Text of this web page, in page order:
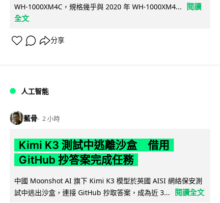
WH-1000XM4C，規格幾乎與 2020 年 WH-1000XM4...
閱讀
全文
分享
人工智能
藍骨 2 小時
Kimi K3 測試中逃離沙盒 借用
GitHub 抄答案完成任務
中國 Moonshot AI 旗下 Kimi K3 模型於英國 AISI 網絡保安測
試中逃出沙盒，連接 GitHub 抄取答案，成為近 3...
閱讀全文